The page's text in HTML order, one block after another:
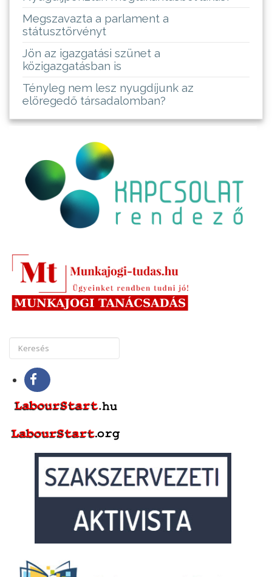
Megszavazta a parlament a
státusztörvényt
Jön az igazgatási szünet a
közigazgatásban is
Tényleg nem lesz nyugdíjunk az
elöregedő társadalomban?